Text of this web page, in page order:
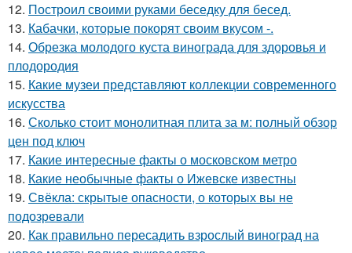
12. Построил своими руками беседку для бесед.
13. Кабачки, которые покорят своим вкусом -.
14. Обрезка молодого куста винограда для здоровья и
плодородия
15. Какие музеи представляют коллекции современного
искусства
16. Сколько стоит монолитная плита за м: полный обзор
цен под ключ
17. Какие интересные факты о московском метро
18. Какие необычные факты о Ижевске известны
19. Свёкла: скрытые опасности, о которых вы не
подозревали
20. Как правильно пересадить взрослый виноград на